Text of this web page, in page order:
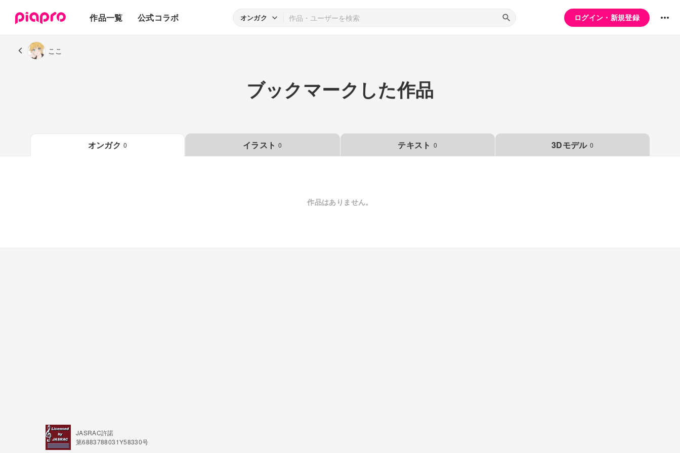
作品一覧
3Dモデル
公式コラボ オンガク ログイン・新規登録
ここ
ブックマークした作品
オンガク 0 イラスト 0 テキスト 0 3Dモデル 0
作品はありません。
JASRAC許諾
第6883788031Y58330号